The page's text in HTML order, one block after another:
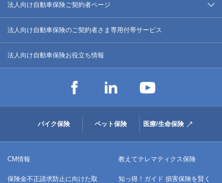
法人向け自動車保険ご契約者ページ
法人向け自動車保険のご契約者さま専用付帯サービス
法人向け自動車保険お役立ち情報
バイク保険 ペット保険 医療/生命保険
CM情報 教えてテレマティクス保険
保険金不正請求防止に向けた取
知っ得！ガイド 損害保険を賢く